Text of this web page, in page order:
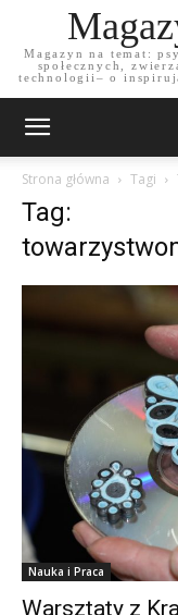
Magazyn na temat:
społecznych,
technologii– o
Strona główna Tagi
Tag:
Nauka i Praca
Warsztaty z